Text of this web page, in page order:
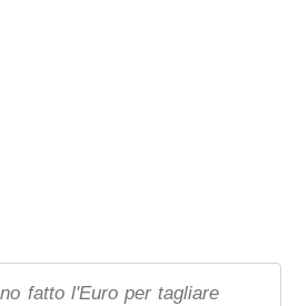
fatto l'Euro per tagliare